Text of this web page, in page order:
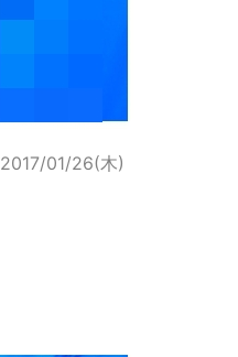
2017/01/26(木)